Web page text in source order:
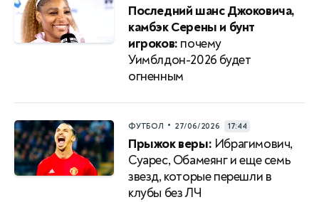
Последний шанс Джоковича,
камбэк Серены и бунт
игроков: почему
Уимблдон-2026 будет
огненным
ФУТБОЛ • 27/06/2026 17:44
Прыжок веры: Ибрагимович,
Суарес, Обамеянг и еще семь
звезд, которые перешли в
клубы без ЛЧ